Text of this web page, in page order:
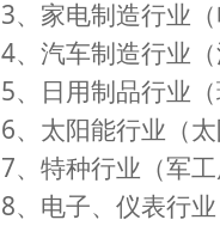
3、家电制造行业
4、汽车制造行业
5、日用制品行业
6、太阳能行业（
7、特种行业（军
8、电子、仪表行